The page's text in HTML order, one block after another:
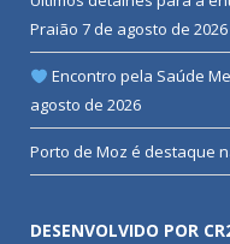
Praião 7 de agosto de 2026
Encontro pela Saúde
agosto de 2026
Porto de Moz é destaque
DESENVOLVIDO POR